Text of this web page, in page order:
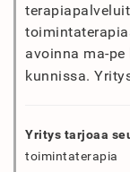
avoinna ma-
kunnissa.
Yritys tarjoaa
toimintaterapia